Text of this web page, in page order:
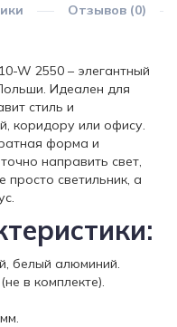
Отзывов (0)
W 2550 – элегантный
Идеален для
стиль и
коридору или офису.
форма и
направить свет,
светильник, а
белый алюминий.
в комплекте).